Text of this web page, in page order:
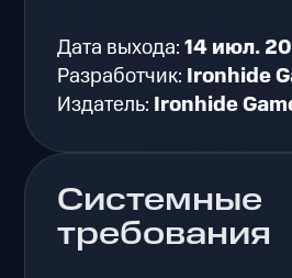
Дата выхода:14 июл.
Разработчик: Ironhide
Издатель: Ironhide
Системные
требования